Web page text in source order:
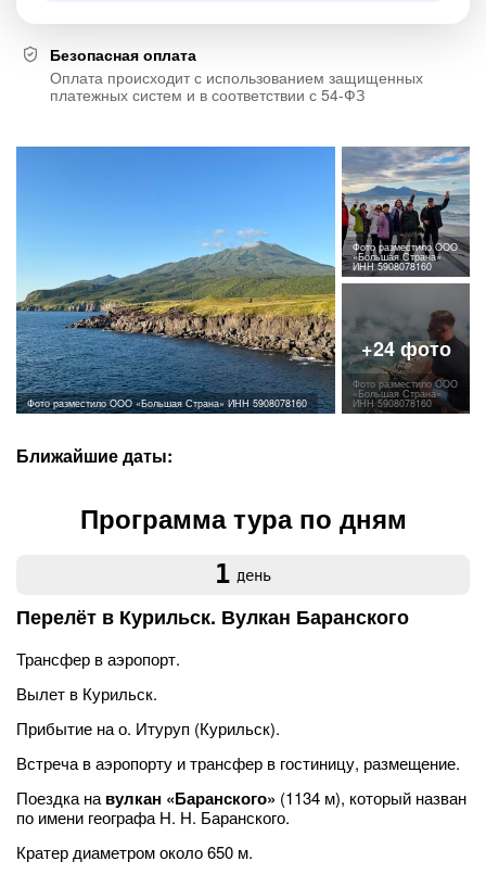
Безопасная оплата
Оплата происходит с использованием защищенных
платежных систем и в соответствии с 54-ФЗ
Фото разместило ООО «Большая Страна» ИНН 5908078160
Фото разместило ООО
«Большая Страна»
ИНН 5908078160
Фото разместило ООО
«Большая Страна»
ИНН 5908078160
Ближайшие даты:
Программа тура по дням
1 день
Перелёт в Курильск. Вулкан Баранского
Трансфер в аэропорт.
Вылет в Курильск.
Прибытие на о. Итуруп (Курильск).
Встреча в аэропорту и трансфер в гостиницу, размещение.
Поездка на вулкан «Баранского» (1134 м), который назван
по имени географа Н. Н. Баранского.
Кратер диаметром около 650 м.